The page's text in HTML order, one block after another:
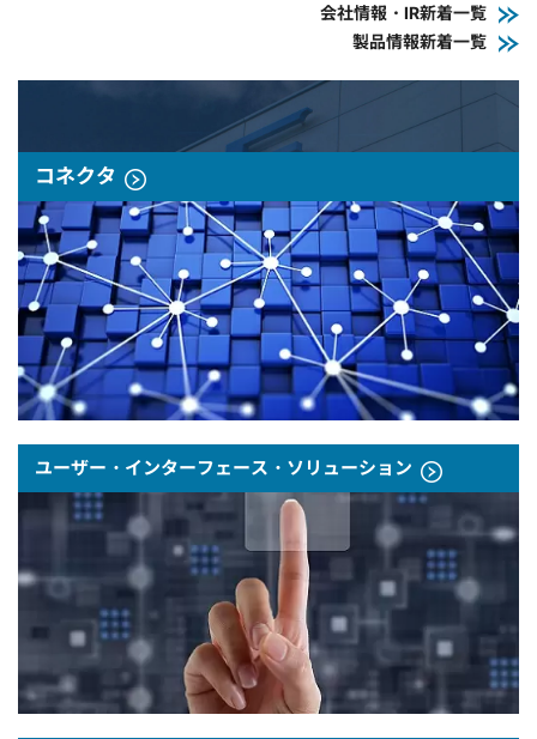
会社情報・IR新着一覧
製品情報新着一覧
コネクタ
ユーザー・インターフェース・ソリューション